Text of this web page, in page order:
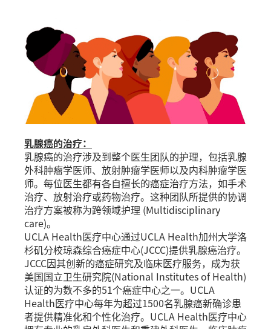
乳腺癌的治疗：
乳腺癌的治疗涉及到整个医生团队的护理，包括乳腺
外科肿瘤学医师、放射肿瘤学医师以及内科肿瘤学医
师。每位医生都有各自擅长的癌症治疗方法，如手术
治疗、放射治疗或药物治疗。这种团队所提供的协调
治疗方案被称为跨领域护理 (Multidisciplinary
care)。
UCLA Health医疗中心通过UCLA Health加州大学洛
杉矶分校琼森综合癌症中心(JCCC)提供乳腺癌治疗。
JCCC因其创新的癌症研究及临床医疗服务，成为获
美国国立卫生研究院(National Institutes of Health)
认证的为数不多的51个癌症中心之一。UCLA
Health医疗中心每年为超过1500名乳腺癌新确诊患
者提供精准化和个性化治疗。UCLA Health医疗中心